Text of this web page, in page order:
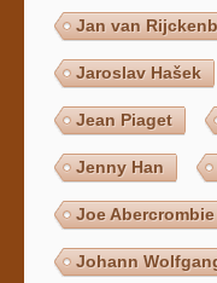
Jan van
Jaroslav Hašek
Jean Piaget
Jenny Han
Joe Abercrombie
Johann